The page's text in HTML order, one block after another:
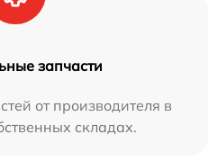
запчасти
от производителя в
складах.